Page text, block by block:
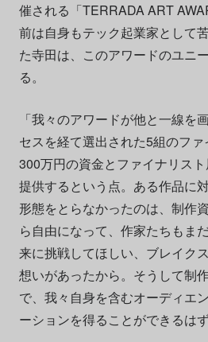
催される「TERRADA ART
前は自身もテック起業家として
た寺田は、このアワードのユニ
る。
「我々のアワードが他と一線を
セスを経て選出された5組のフ
300万円の資金とファイナリス
提供するという点。ある作品に
形態をとらなかったのは、制作
ら自由になって、作家たちもま
来に挑戦してほしい、ブレイク
想いがあったから。そうして制
で、我々自身を含むオーディエ
ーションを得ることができるは